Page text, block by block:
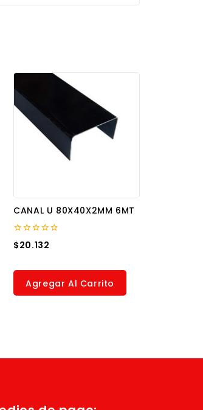
CANAL U 80X40X2MM 6MT
0
out
$20.132
Agregar Al Carrito